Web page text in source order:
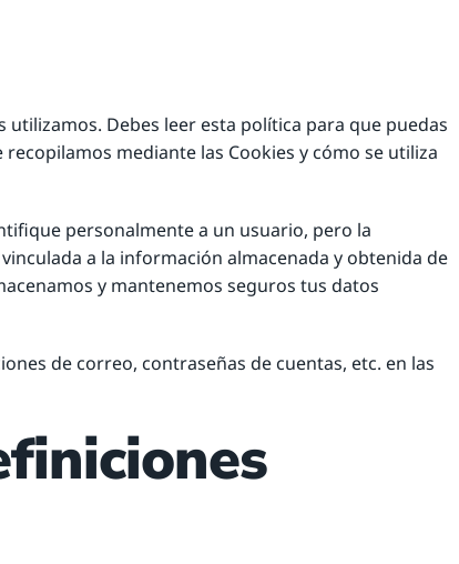
utilizamos. Debes leer esta política para que puedas
mediante las Cookies y cómo se utiliza
personalmente a un usuario, pero la
a la información almacenada y obtenida de
y mantenemos seguros tus datos
de correo, contraseñas de cuentas, etc. en las